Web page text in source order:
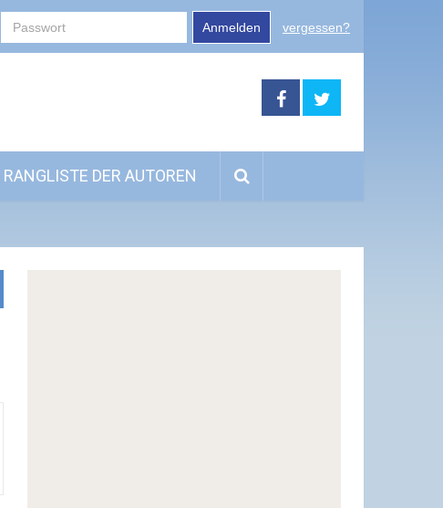
Anmelden vergessen?
RANGLISTE DER AUTOREN